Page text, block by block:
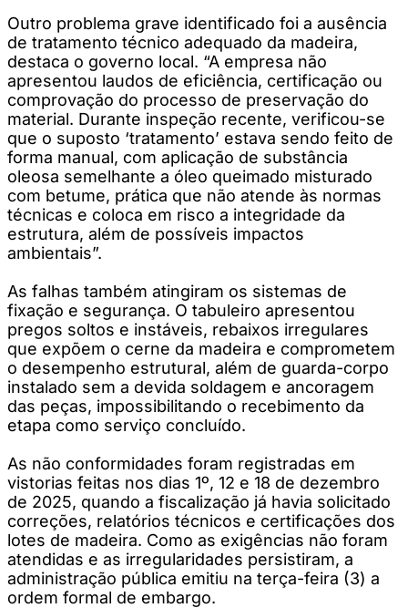
Outro problema grave identificado foi a ausência
de tratamento técnico adequado da madeira,
destaca o governo local. “A empresa não
apresentou laudos de eficiência, certificação ou
comprovação do processo de preservação do
material. Durante inspeção recente, verificou-se
que o suposto ‘tratamento’ estava sendo feito de
forma manual, com aplicação de substância
oleosa semelhante a óleo queimado misturado
com betume, prática que não atende às normas
técnicas e coloca em risco a integridade da
estrutura, além de possíveis impactos
ambientais”.
As falhas também atingiram os sistemas de
fixação e segurança. O tabuleiro apresentou
pregos soltos e instáveis, rebaixos irregulares
que expõem o cerne da madeira e comprometem
o desempenho estrutural, além de guarda-corpo
instalado sem a devida soldagem e ancoragem
das peças, impossibilitando o recebimento da
etapa como serviço concluído.
As não conformidades foram registradas em
vistorias feitas nos dias 1º, 12 e 18 de dezembro
de 2025, quando a fiscalização já havia solicitado
correções, relatórios técnicos e certificações dos
lotes de madeira. Como as exigências não foram
atendidas e as irregularidades persistiram, a
administração pública emitiu na terça-feira (3) a
ordem formal de embargo.